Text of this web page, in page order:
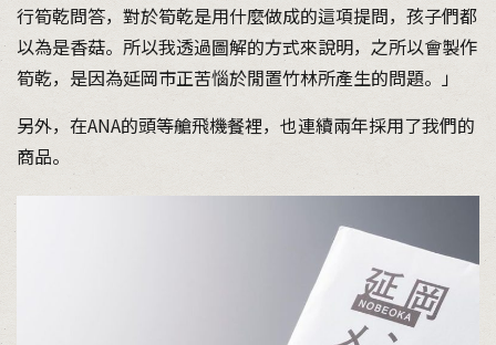
行筍乾問答，對於筍乾是用什麼做成的這項提問，孩子們都
以為是香菇。所以我透過圖解的方式來說明，之所以會製作
筍乾，是因為延岡市正苦惱於閒置竹林所產生的問題。」
另外，在ANA的頭等艙飛機餐裡，也連續兩年採用了我們的
商品。